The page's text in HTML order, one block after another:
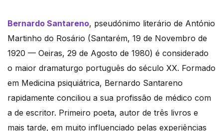
Bernardo Santareno, pseudónimo literário de António
Martinho do Rosário (Santarém, 19 de Novembro de
1920 — Oeiras, 29 de Agosto de 1980) é considerado
o maior dramaturgo português do século XX. Formado
em Medicina psiquiátrica, Bernardo Santareno
rapidamente conciliou a sua profissão de médico com
a de escritor. Primeiro poeta, autor de três livros e
mais tarde, em muito influenciado pelas experiências